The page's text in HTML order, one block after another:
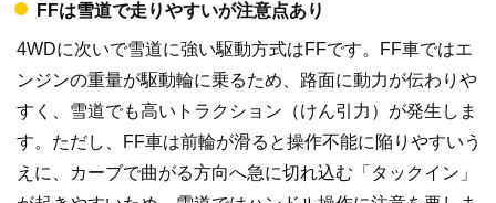
FFは雪道で走りやすいが注意点あり
4WDに次いで雪道に強い駆動方式はFFです。FF車ではエ
ンジンの重量が駆動輪に乗るため、路面に動力が伝わりや
すく、雪道でも高いトラクション（けん引力）が発生しま
す。ただし、FF車は前輪が滑ると操作不能に陥りやすいう
えに、カーブで曲がる方向へ急に切れ込む「タックイン」